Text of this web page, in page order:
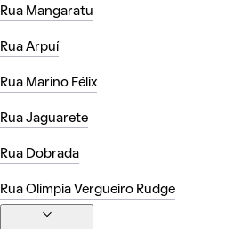
Rua Mangaratu
Rua Arpuí
Rua Marino Félix
Rua Jaguarete
Rua Dobrada
Rua Olímpia Vergueiro Rudge